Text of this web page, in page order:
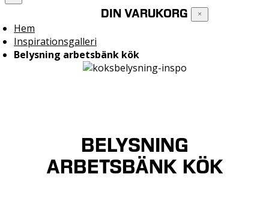
DIN VARUKORG
Hem
Inspirationsgalleri
Belysning arbetsbänk kök
BELYSNING
ARBETSBÄNK KÖK